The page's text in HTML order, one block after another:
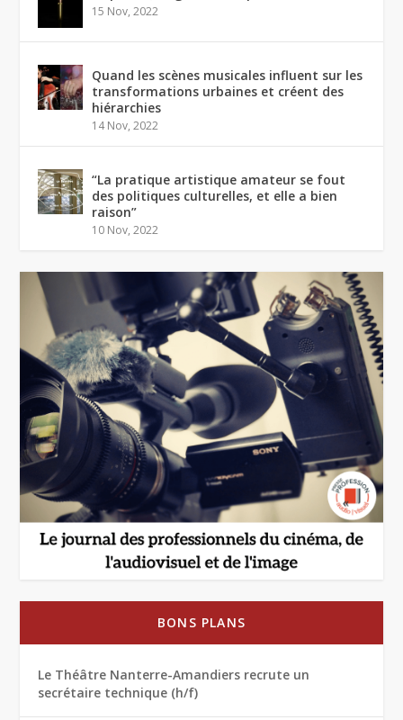
15 Nov, 2022
Quand les scènes musicales influent sur les
transformations urbaines et créent des
hiérarchies
14 Nov, 2022
“La pratique artistique amateur se fout
des politiques culturelles, et elle a bien
raison”
10 Nov, 2022
BONS PLANS
Le Théâtre Nanterre-Amandiers recrute un
secrétaire technique (h/f)